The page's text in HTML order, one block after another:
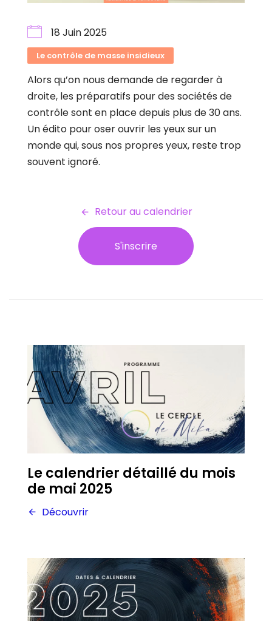
18 Juin 2025
Le contrôle de masse insidieux
Alors qu’on nous demande de regarder à
droite, les préparatifs pour des sociétés de
contrôle sont en place depuis plus de 30 ans.
Un édito pour oser ouvrir les yeux sur un
monde qui, sous nos propres yeux, reste trop
souvent ignoré.
Retour au calendrier
S'inscrire
Le calendrier détaillé du mois
de mai 2025
Découvrir